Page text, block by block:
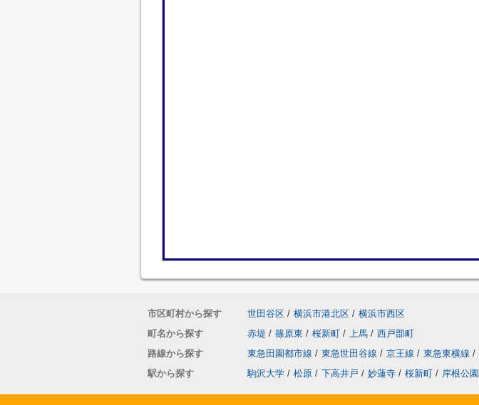
市区町村から探す 世田谷区 / 横浜市港北区 / 横浜市西区
町名から探す
赤堤 / 篠原東 / 桜新町 / 上馬 / 西戸部町
路線から探す
東急田園都市線 / 東急世田谷線 / 京王線 / 東急東横線 /
駅から探す
駒沢大学 / 松原 / 下高井戸 / 妙蓮寺 / 桜新町 / 岸根公園